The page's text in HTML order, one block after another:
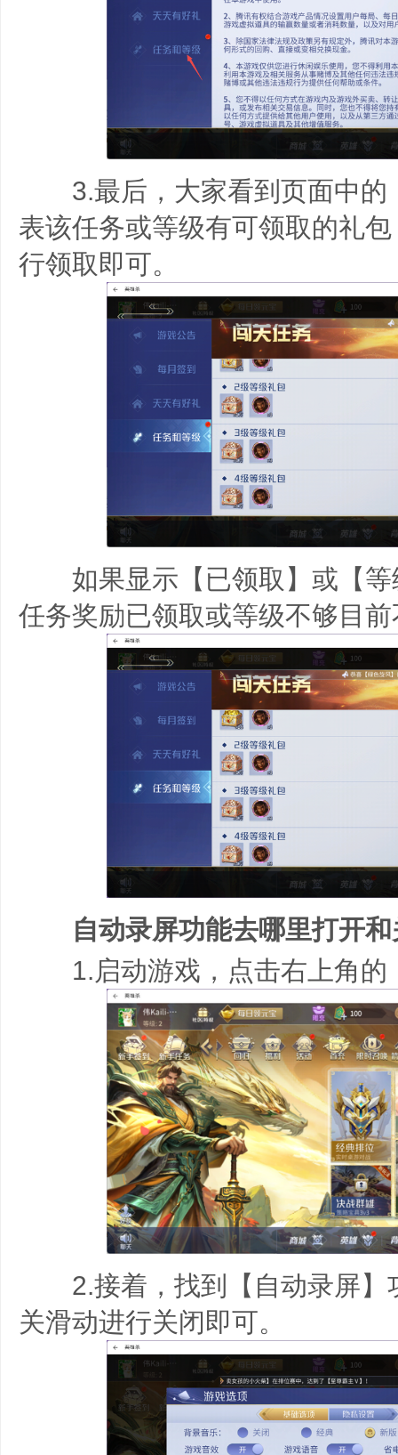
3.最后，大家看到页面中的
表该任务或等级有可领取的礼
行领取即可。
如果显示【已领取】或【等
任务奖励已领取或等级不够目
自动录屏功能去哪里打开和
1.启动游戏，点击右上角的
2.接着，找到【自动录屏】
关滑动进行关闭即可。